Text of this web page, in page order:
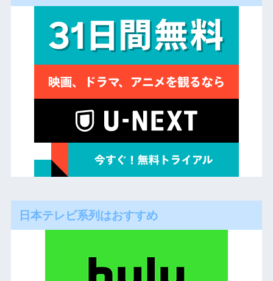
日本テレビ系列はおすすめ